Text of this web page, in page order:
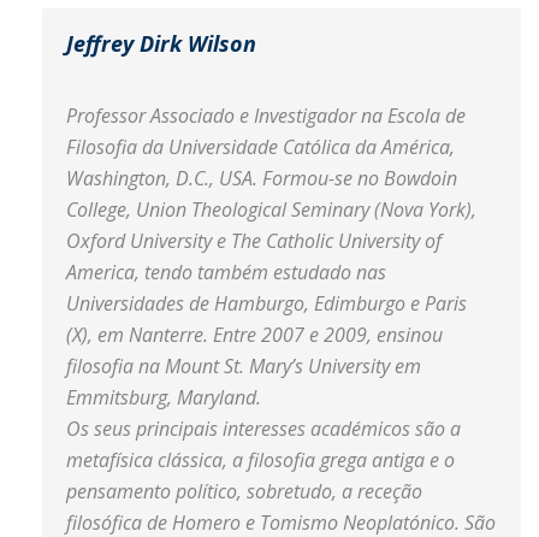
Jeffrey Dirk Wilson
Professor Associado e Investigador na Escola de
Filosofia da Universidade Católica da América,
Washington, D.C., USA. Formou-se no Bowdoin
College, Union Theological Seminary (Nova York),
Oxford University e The Catholic University of
America, tendo também estudado nas
Universidades de Hamburgo, Edimburgo e Paris
(X), em Nanterre. Entre 2007 e 2009, ensinou
filosofia na Mount St. Mary’s University em
Emmitsburg, Maryland.
Os seus principais interesses académicos são a
metafísica clássica, a filosofia grega antiga e o
pensamento político, sobretudo, a receção
filosófica de Homero e Tomismo Neoplatónico. São